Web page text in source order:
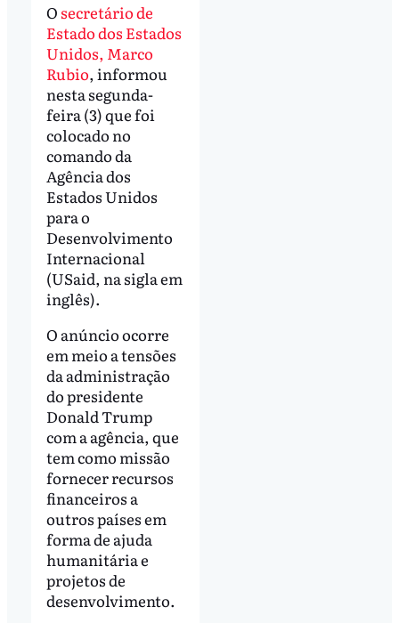
O secretário de
Estado dos Estados
Unidos, Marco
Rubio, informou
nesta segunda-
feira (3) que foi
colocado no
comando da
Agência dos
Estados Unidos
para o
Desenvolvimento
Internacional
(USaid, na sigla em
inglês).
O anúncio ocorre
em meio a tensões
da administração
do presidente
Donald Trump
com a agência, que
tem como missão
fornecer recursos
financeiros a
outros países em
forma de ajuda
humanitária e
projetos de
desenvolvimento.